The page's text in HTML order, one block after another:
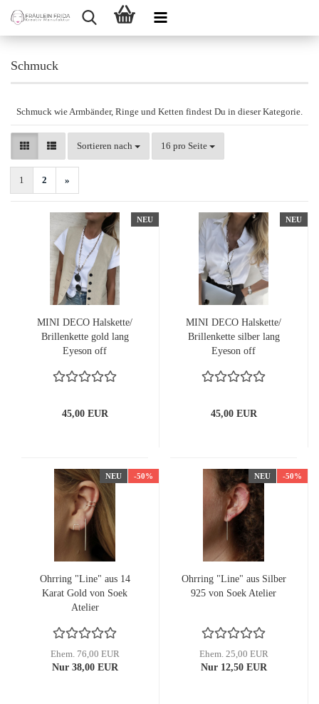
Schmuck
Schmuck wie Armbänder, Ringe und Ketten findest Du in dieser Kategorie.
Sortieren nach
Sortieren nach 16 pro Seite
pro Seite
1 2 »
NEU
MINI DECO Halskette/
Brillenkette gold lang
Eyeson off
45,00 EUR
NEU
MINI DECO Halskette/
Brillenkette silber lang
Eyeson off
45,00 EUR
NEU -50%
Ohrring "Line" aus 14
Karat Gold von Soek
Atelier
Ehem. 76,00 EUR
Nur 38,00 EUR
NEU -50%
Ohrring "Line" aus Silber
925 von Soek Atelier
Ehem. 25,00 EUR
Nur 12,50 EUR